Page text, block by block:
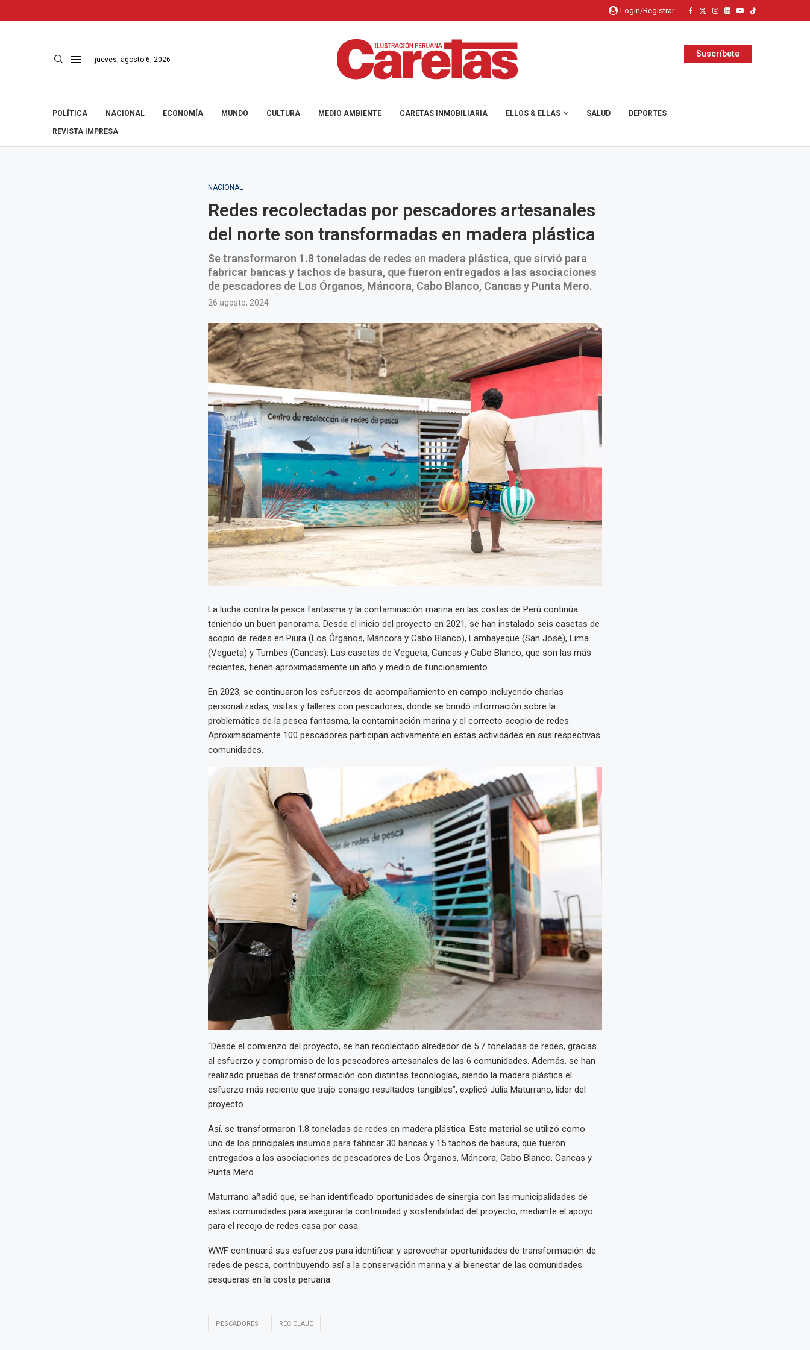
Login/Registrar
jueves, agosto 6, 2026
Suscríbete
POLÍTICA NACIONAL ECONOMÍA MUNDO CULTURA MEDIO AMBIENTE CARETAS INMOBILIARIA ELLOS & ELLAS SALUD DEPORTES
REVISTA IMPRESA
NACIONAL
Redes recolectadas por pescadores artesanales
del norte son transformadas en madera plástica
Se transformaron 1.8 toneladas de redes en madera plástica, que sirvió para
fabricar bancas y tachos de basura, que fueron entregados a las asociaciones
de pescadores de Los Órganos, Máncora, Cabo Blanco, Cancas y Punta Mero.
26 agosto, 2024
La lucha contra la pesca fantasma y la contaminación marina en las costas de Perú continúa
teniendo un buen panorama. Desde el inicio del proyecto en 2021, se han instalado seis casetas de
acopio de redes en Piura (Los Órganos, Máncora y Cabo Blanco), Lambayeque (San José), Lima
(Vegueta) y Tumbes (Cancas). Las casetas de Vegueta, Cancas y Cabo Blanco, que son las más
recientes, tienen aproximadamente un año y medio de funcionamiento.
En 2023, se continuaron los esfuerzos de acompañamiento en campo incluyendo charlas
personalizadas, visitas y talleres con pescadores, donde se brindó información sobre la
problemática de la pesca fantasma, la contaminación marina y el correcto acopio de redes.
Aproximadamente 100 pescadores participan activamente en estas actividades en sus respectivas
comunidades.
“Desde el comienzo del proyecto, se han recolectado alrededor de 5.7 toneladas de redes, gracias
al esfuerzo y compromiso de los pescadores artesanales de las 6 comunidades. Además, se han
realizado pruebas de transformación con distintas tecnologías, siendo la madera plástica el
esfuerzo más reciente que trajo consigo resultados tangibles”, explicó Julia Maturrano, líder del
proyecto.
Así, se transformaron 1.8 toneladas de redes en madera plástica. Este material se utilizó como
uno de los principales insumos para fabricar 30 bancas y 15 tachos de basura, que fueron
entregados a las asociaciones de pescadores de Los Órganos, Máncora, Cabo Blanco, Cancas y
Punta Mero.
Maturrano añadió que, se han identificado oportunidades de sinergia con las municipalidades de
estas comunidades para asegurar la continuidad y sostenibilidad del proyecto, mediante el apoyo
para el recojo de redes casa por casa.
WWF continuará sus esfuerzos para identificar y aprovechar oportunidades de transformación de
redes de pesca, contribuyendo así a la conservación marina y al bienestar de las comunidades
pesqueras en la costa peruana.
PESCADORES RECICLAJE